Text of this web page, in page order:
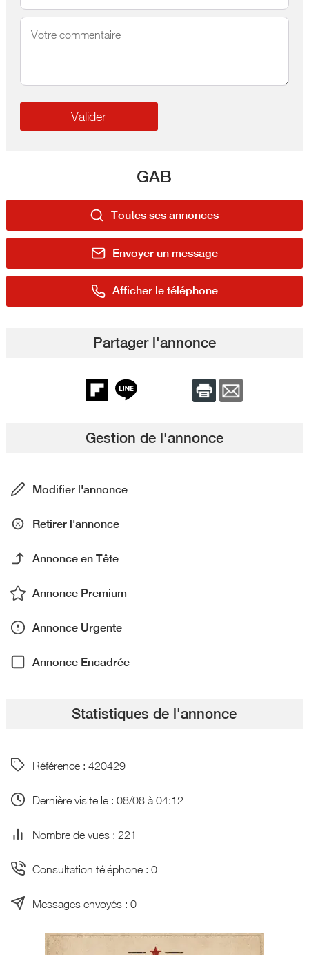
GAB
Toutes ses annonces
Envoyer un message
Afficher le téléphone
Partager l'annonce
Gestion de l'annonce
Modifier l'annonce
Retirer l'annonce
Annonce en Tête
Annonce Premium
Annonce Urgente
Annonce Encadrée
Statistiques de l'annonce
Référence : 420429
Dernière visite le : 08/08 à 04:12
Nombre de vues : 221
Consultation téléphone : 0
Messages envoyés : 0